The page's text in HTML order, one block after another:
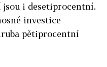
i desetiprocentní.
investice
pětiprocentní